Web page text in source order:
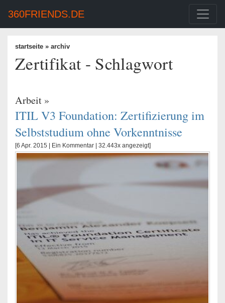
360FRIENDS.DE
startseite » archiv
Zertifikat - Schlagwort
Arbeit »
ITIL V3 Foundation: Zertifizierung im
Selbststudium ohne Vorkenntnisse
[6 Apr. 2015 | Ein Kommentar | 32.443x angezeigt]